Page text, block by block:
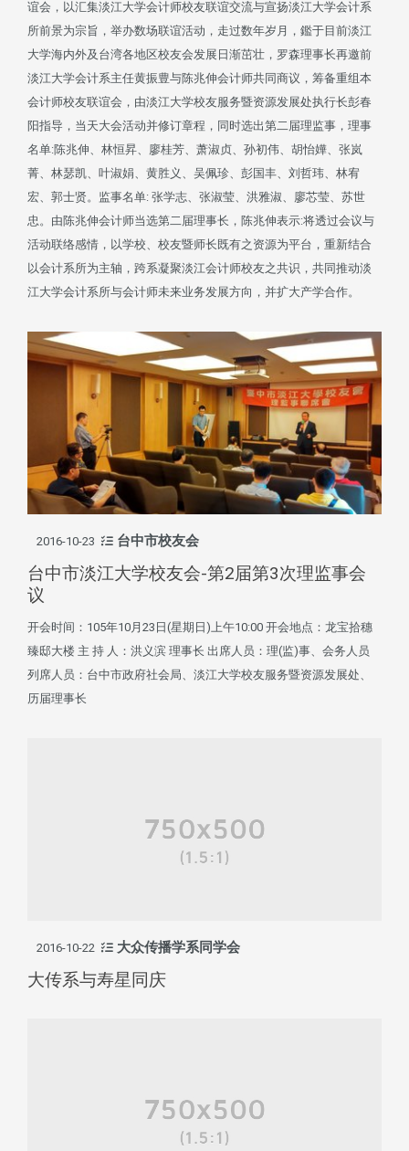
谊会，以汇集淡江大学会计师校友联谊交流与宣扬淡江大学会计系
所前景为宗旨，举办数场联谊活动，走过数年岁月，鑑于目前淡江
大学海内外及台湾各地区校友会发展日渐茁壮，罗森理事长再邀前
淡江大学会计系主任黄振豊与陈兆伸会计师共同商议，筹备重组本
会计师校友联谊会，由淡江大学校友服务暨资源发展处执行长彭春
阳指导，当天大会活动并修订章程，同时选出第二届理监事，理事
名单:陈兆伸、林恒昇、廖桂芳、萧淑贞、孙初伟、胡怡嬅、张岚
菁、林瑟凯、叶淑娟、黄胜义、吴佩珍、彭国丰、刘哲玮、林宥
宏、郭士贤。监事名单: 张学志、张淑莹、洪雅淑、廖芯莹、苏世
忠。由陈兆伸会计师当选第二届理事长，陈兆伸表示:将透过会议与
活动联络感情，以学校、校友暨师长既有之资源为平台，重新结合
以会计系所为主轴，跨系凝聚淡江会计师校友之共识，共同推动淡
江大学会计系所与会计师未来业务发展方向，并扩大产学合作。
2016-10-23 台中市校友会
台中市淡江大学校友会-第2届第3次理监事会
议
开会时间：105年10月23日(星期日)上午10:00 开会地点：龙宝拾穗
臻邸大楼 主 持 人：洪义滨 理事长 出席人员：理(监)事、会务人员
列席人员：台中市政府社会局、淡江大学校友服务暨资源发展处、
历届理事长
2016-10-22 大众传播学系同学会
大传系与寿星同庆